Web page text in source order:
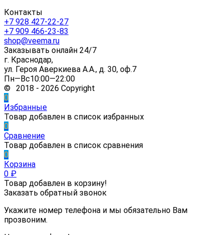
Контакты
+7 928 427-22-27
+7 909 466-23-83
shop@veema.ru
Заказывать онлайн 24/7
г. Краснодар,
ул. Героя Аверкиева А.А., д. 30, оф.7
Пн—Вс10:00—22:00
© 2018 - 2026 Copyright
0
Избранные
Товар добавлен в список избранных
0
Сравнение
Товар добавлен в список сравнения
0
Корзина
0 ₽
Товар добавлен в корзину!
Заказать обратный звонок
Укажите номер телефона и мы обязательно Вам
прозвоним.